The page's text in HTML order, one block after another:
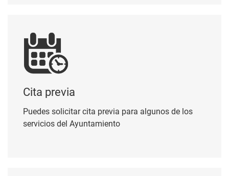
Cita previa
Puedes solicitar cita previa para algunos de los
servicios del Ayuntamiento